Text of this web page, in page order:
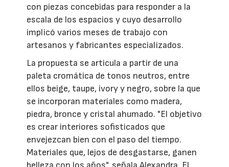
con piezas concebidas para responder a la
escala de los espacios y cuyo desarrollo
implicó varios meses de trabajo con
artesanos y fabricantes especializados.
La propuesta se articula a partir de una
paleta cromática de tonos neutros, entre
ellos beige, taupe, ivory y negro, sobre la que
se incorporan materiales como madera,
piedra, bronce y cristal ahumado. "El objetivo
es crear interiores sofisticados que
envejezcan bien con el paso del tiempo.
Materiales que, lejos de desgastarse, ganen